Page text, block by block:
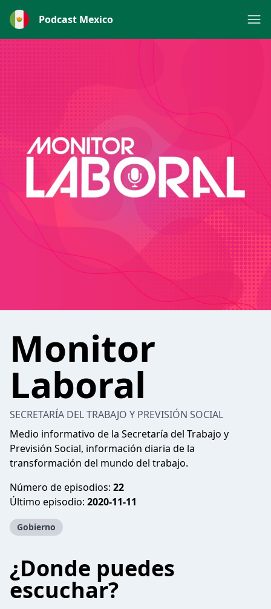
Podcast Mexico
Monitor
Laboral
SECRETARÍA DEL TRABAJO Y PREVISIÓN SOCIAL
Medio informativo de la Secretaría del Trabajo y
Previsión Social, información diaria de la
transformación del mundo del trabajo.
Número de episodios: 22
Último episodio: 2020-11-11
Gobierno
¿Donde puedes
escuchar?